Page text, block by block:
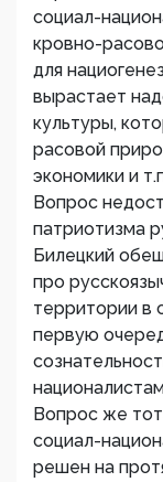
социал-
кровно-
для
вырастает
культуры,
расовой
экономики и
Вопрос
патриотизма
Билецкий
про
территории в
первую
Вопрос же
социал-
решен на